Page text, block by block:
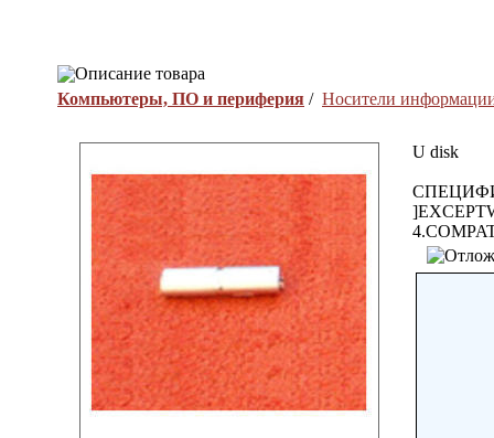
Описание товара
Компьютеры, ПО и периферия / Носители
U disk